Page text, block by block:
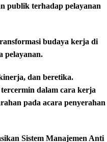
publik terhadap pelayanan
budaya kerja di
pelayanan.
dan beretika.
dalam cara kerja
pada acara penyerahan
Sistem Manajemen Anti